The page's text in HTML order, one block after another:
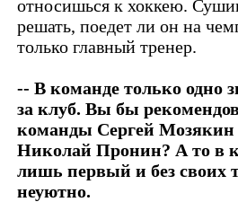
относишься к хоккею.
решать, поедет ли он на
только главный тренер.
-- В команде только одно
за клуб. Вы бы
команды Сергей
Николай Пронин? А то в
лишь первый и без своих
неуютно.